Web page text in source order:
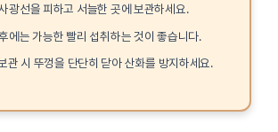
광선을 피하고 서늘한 곳에 보관하세요.
에는 가능한 빨리 섭취하는 것이 좋습니다.
관 시 뚜껑을 단단히 닫아 산화를 방지하세요.